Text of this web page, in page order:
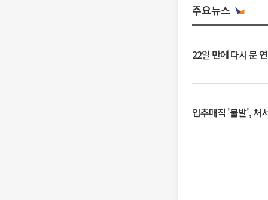
주요뉴스
22일 만에 다시 문
입추매직 '불발', 처